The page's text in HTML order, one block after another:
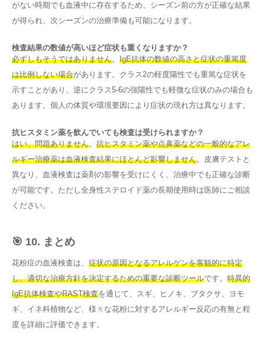
がない時期でも血液中に存在するため、シーズン前の方が正確な結果
が得られ、次シーズンの治療準備も可能になります。
検査結果の数値が高いほど症状も重くなりますか？
必ずしもそうではありません。 IgE抗体の数値の高さと症状の重篤度
は比例しない場合があります。クラス2の軽度陽性でも重篤な症状を
示すことがあり、逆にクラス5-6の強陽性でも軽微な症状のみの場合も
あります。個人の体質や環境要因により症状の現れ方は異なります。
抗ヒスタミン薬を飲んでいても検査は受けられますか？
はい、問題ありません。 抗ヒスタミン薬や点鼻薬などの一般的なアレ
ルギー治療薬は血液検査結果にほとんど影響しません。皮膚テストと
異なり、血液検査は薬剤の影響を受けにくく、治療中でも正確な診断
が可能です。ただし全身性ステロイド薬の長期使用時は医師にご相談
ください。
🎯 10. まとめ
花粉症の血液検査は、 症状の原因となるアレルゲンを客観的に特定
し、適切な治療方針を決定するための重要な診断ツールです。 特異的
IgE抗体検査やRAST検査を通じて、スギ、ヒノキ、ブタクサ、ヨモ
ギ、イネ科植物など、様々な花粉に対するアレルギー反応の有無と程
度を詳細に評価できます。